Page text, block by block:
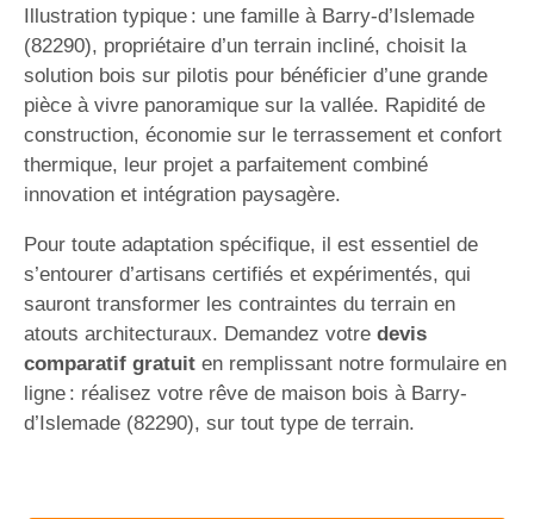
Illustration typique : une famille à Barry-d’Islemade
(82290), propriétaire d’un terrain incliné, choisit la
solution bois sur pilotis pour bénéficier d’une grande
pièce à vivre panoramique sur la vallée. Rapidité de
construction, économie sur le terrassement et confort
thermique, leur projet a parfaitement combiné
innovation et intégration paysagère.
Pour toute adaptation spécifique, il est essentiel de
s’entourer d’artisans certifiés et expérimentés, qui
sauront transformer les contraintes du terrain en
atouts architecturaux. Demandez votre devis
comparatif gratuit en remplissant notre formulaire en
ligne : réalisez votre rêve de maison bois à Barry-
d’Islemade (82290), sur tout type de terrain.